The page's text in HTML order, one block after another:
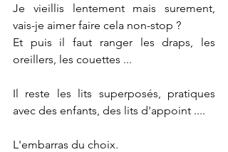
Je vieillis lentement mais surement,
vais-je aimer faire cela non-stop ?
Et puis il faut ranger les draps, les
oreillers, les couettes ...
Il reste les lits superposés, pratiques
avec des enfants, des lits d'appoint ....
L'embarras du choix.